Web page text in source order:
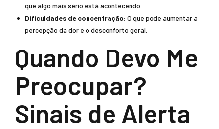
que algo mais sério está acontecendo.
Dificuldades de concentração: O que pode aumentar a
percepção da dor e o desconforto geral.
Quando Devo Me
Preocupar?
Sinais de Alerta